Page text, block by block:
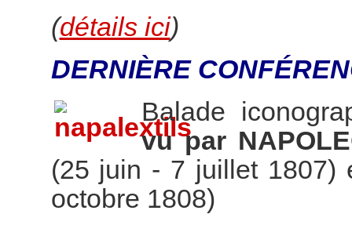
(détails ici)
DERNIÈRE
Balade
vu par
(25 juin - 7 juillet
octobre 1808)